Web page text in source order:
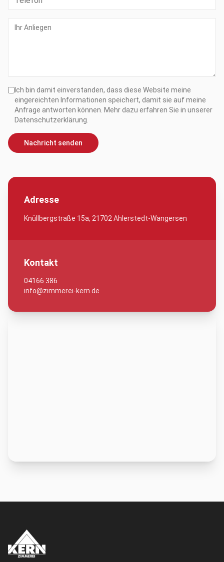
Ich bin damit einverstanden, dass diese Website meine
eingereichten Informationen speichert, damit sie auf meine
Anfrage antworten können. Mehr dazu erfahren Sie in unserer
Datenschutzerklärung.
Nachricht senden
Adresse
Knüllbergstraße 15a, 21702 Ahlerstedt-Wangersen
Kontakt
04166 386
info@zimmerei-kern.de